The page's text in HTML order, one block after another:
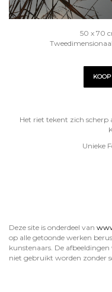
50 x 70
Het riet tekent zich scherp
Unieke
Deze site is onderdeel van
op alle getoonde werken
kunstenaars. De
niet gebruikt worden zonder